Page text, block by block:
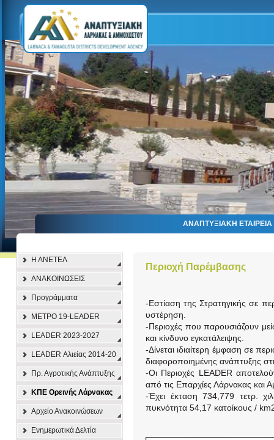
ΑΝΑΠΤΥΞΙΑΚΗ
Η ΑΝΕΤΕΛ
ΑΝΑΚΟΙΝΩΣΕΙΣ
Προγράμματα
ΜΕΤΡΟ 19-LEADER
LEADER 2023-2027
LEADER Αλιείας 2014-20
Πρ. Αγροτικής Ανάπτυξης
ΚΠΕ Ορεινής Λάρνακας
Αρχείο Ανακοινώσεων
Ενημερωτικά Δελτία
Περιοχή Παρέμβασης
-Εστίαση της Στρατηγικής σε
υστέρηση.
-Περιοχές που παρουσιάζουν
και κίνδυνο εγκατάλειψης.
-Δίνεται ιδιαίτερη έμφαση σε
διαφοροποιημένης ανάπτυξης
-Οι Περιοχές LEADER
από τις Επαρχίες Λάρνακας και
-Έχει έκταση 734,779 τετρ.
πυκνότητα 54,17 κατοίκους /